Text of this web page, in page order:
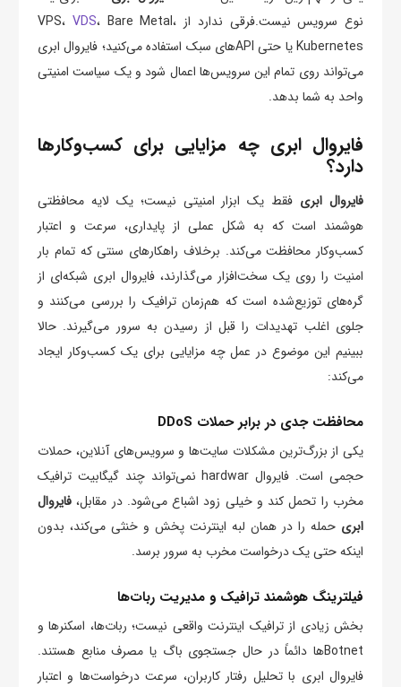
نوع سرویس نیست.فرقی ندارد از VPS،
VDS، Bare Metal،
Kubernetes یا حتی APIهای سبک استفاده می‌کنید؛ فایروال ابری
می‌تواند روی تمام این سرویس‌ها اعمال شود و یک سیاست امنیتی
واحد به شما بدهد.
فایروال ابری چه مزایایی برای کسب‌وکارها
دارد؟
فایروال ابری فقط یک ابزار امنیتی نیست؛ یک لایه محافظتی
هوشمند است که به شکل عملی از پایداری، سرعت و اعتبار
کسب‌وکار محافظت می‌کند. برخلاف راهکارهای سنتی که تمام بار
امنیت را روی یک سخت‌افزار می‌گذارند، فایروال ابری شبکه‌ای از
گره‌های توزیع‌شده است که هم‌زمان ترافیک را بررسی می‌کنند و
جلوی اغلب تهدیدات را قبل از رسیدن به سرور می‌گیرند. حالا
ببینیم این موضوع در عمل چه مزایایی برای یک کسب‌وکار ایجاد
می‌کند:
محافظت جدی در برابر حملات DDoS
یکی از بزرگ‌ترین مشکلات سایت‌ها و سرویس‌های آنلاین، حملات
حجمی است. فایروال hardwar ‌نمی‌تواند چند گیگابیت ترافیک
مخرب را تحمل کند و خیلی زود اشباع می‌شود. در مقابل، فایروال
ابری حمله را در همان لبه اینترنت پخش و خنثی می‌کند، بدون
اینکه حتی یک درخواست مخرب به سرور برسد.
فیلترینگ هوشمند ترافیک و مدیریت ربات‌ها
بخش زیادی از ترافیک اینترنت واقعی نیست؛ ربات‌ها، اسکنرها و
Botnetها دائماً در حال جستجوی باگ یا مصرف منابع هستند.
فایروال ابری با تحلیل رفتار کاربران، سرعت درخواست‌ها و اعتبار